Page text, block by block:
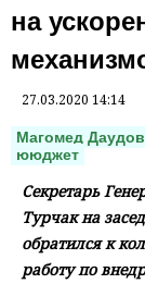
на
27.03.2020 14:14
Магомед Даудов
ююджет
Секретарь
Турчак на
обратился к
работу по